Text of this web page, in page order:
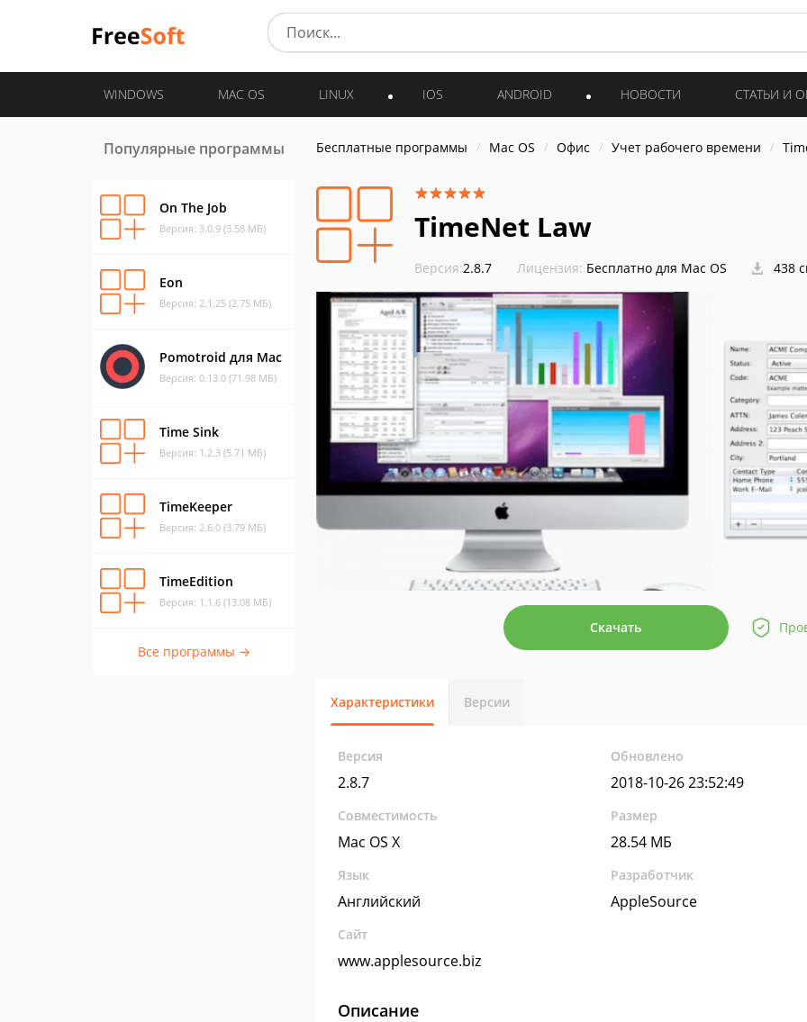
WINDOWS MAC OS LINUX IOS ANDROID НОВОСТИ СТАТЬИ И
Популярные программы
On The Job
Версия: 3.0.9 (3.58 МБ)
Eon
Версия: 2.1.25 (2.75 МБ)
Pomotroid для Mac
Версия: 0.13.0 (71.98 МБ)
Time Sink
Версия: 1.2.3 (5.71 МБ)
TimeKeeper
Версия: 2.6.0 (3.79 МБ)
TimeEdition
Версия: 1.1.6 (13.08 МБ)
Все программы →
Бесплатные программы Mac OS Офис Учет рабочего времени
TimeNet Law
Версия:2.8.7 Лицензия: Бесплатно для Mac OS 438
Скачать
Характеристики Версии
Версия
2.8.7
Обновлено
2018-10-26 23:52:49
Совместимость
Mac OS X
Размер
28.54 МБ
Язык
Английский
Разработчик
AppleSource
Сайт
www.applesource.biz
Описание